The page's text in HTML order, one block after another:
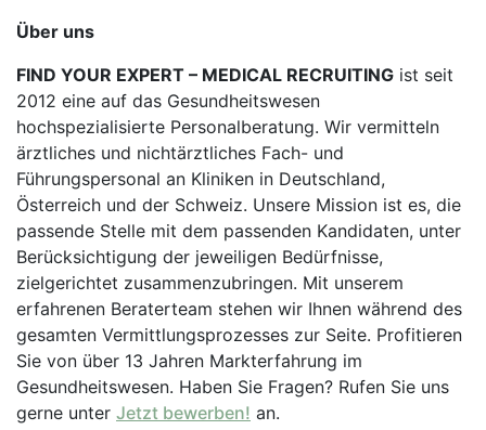
Über uns
FIND YOUR EXPERT – MEDICAL RECRUITING ist seit
2012 eine auf das Gesundheitswesen
hochspezialisierte Personalberatung. Wir vermitteln
ärztliches und nichtärztliches Fach- und
Führungspersonal an Kliniken in Deutschland,
Österreich und der Schweiz. Unsere Mission ist es, die
passende Stelle mit dem passenden Kandidaten, unter
Berücksichtigung der jeweiligen Bedürfnisse,
zielgerichtet zusammenzubringen. Mit unserem
erfahrenen Beraterteam stehen wir Ihnen während des
gesamten Vermittlungsprozesses zur Seite. Profitieren
Sie von über 13 Jahren Markterfahrung im
Gesundheitswesen. Haben Sie Fragen? Rufen Sie uns
gerne unter Jetzt bewerben! an.